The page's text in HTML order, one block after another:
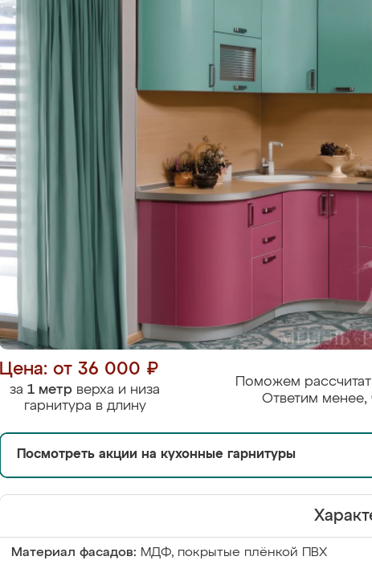
Цена: от 36 000 ₽
за 1 метр верха и низа
гарнитура в длину
Поможем
Ответим менее,
Посмотреть акции на кухонные гарнитуры
Материал фасадов: МДФ, покрытые плёнкой ПВХ